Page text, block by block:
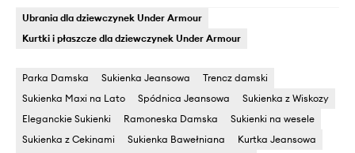
Ubrania dla dziewczynek Under Armour
Kurtki i płaszcze dla dziewczynek Under Armour
Parka Damska Sukienka Jeansowa
Trencz damski
Sukienka Maxi na Lato
Spódnica Jeansowa
Sukienka z Wiskozy
Eleganckie Sukienki
Ramoneska Damska
Sukienki na wesele
Sukienka z Cekinami
Sukienka Bawełniana
Kurtka Jeansowa